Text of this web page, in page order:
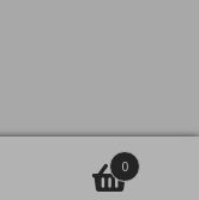
0